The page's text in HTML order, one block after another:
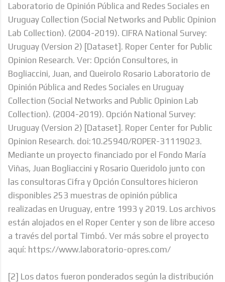
Laboratorio de Opinión Pública and Redes Sociales en
Uruguay Collection (Social Networks and Public Opinion
Lab Collection). (2004-2019). CIFRA National Survey:
Uruguay (Version 2) [Dataset]. Roper Center for Public
Opinion Research. Ver: Opción Consultores, in
Bogliaccini, Juan, and Queirolo Rosario Laboratorio de
Opinión Pública and Redes Sociales en Uruguay
Collection (Social Networks and Public Opinion Lab
Collection). (2004-2019). Opción National Survey:
Uruguay (Version 2) [Dataset]. Roper Center for Public
Opinion Research. doi:10.25940/ROPER-31119023.
Mediante un proyecto financiado por el Fondo María
Viñas, Juan Bogliaccini y Rosario Queridolo junto con
las consultoras Cifra y Opción Consultores hicieron
disponibles 253 muestras de opinión pública
realizadas en Uruguay, entre 1993 y 2019. Los archivos
están alojados en el Roper Center y son de libre acceso
a través del portal Timbó. Ver más sobre el proyecto
aquí: https://www.laboratorio-opres.com/
[2] Los datos fueron ponderados según la distribución